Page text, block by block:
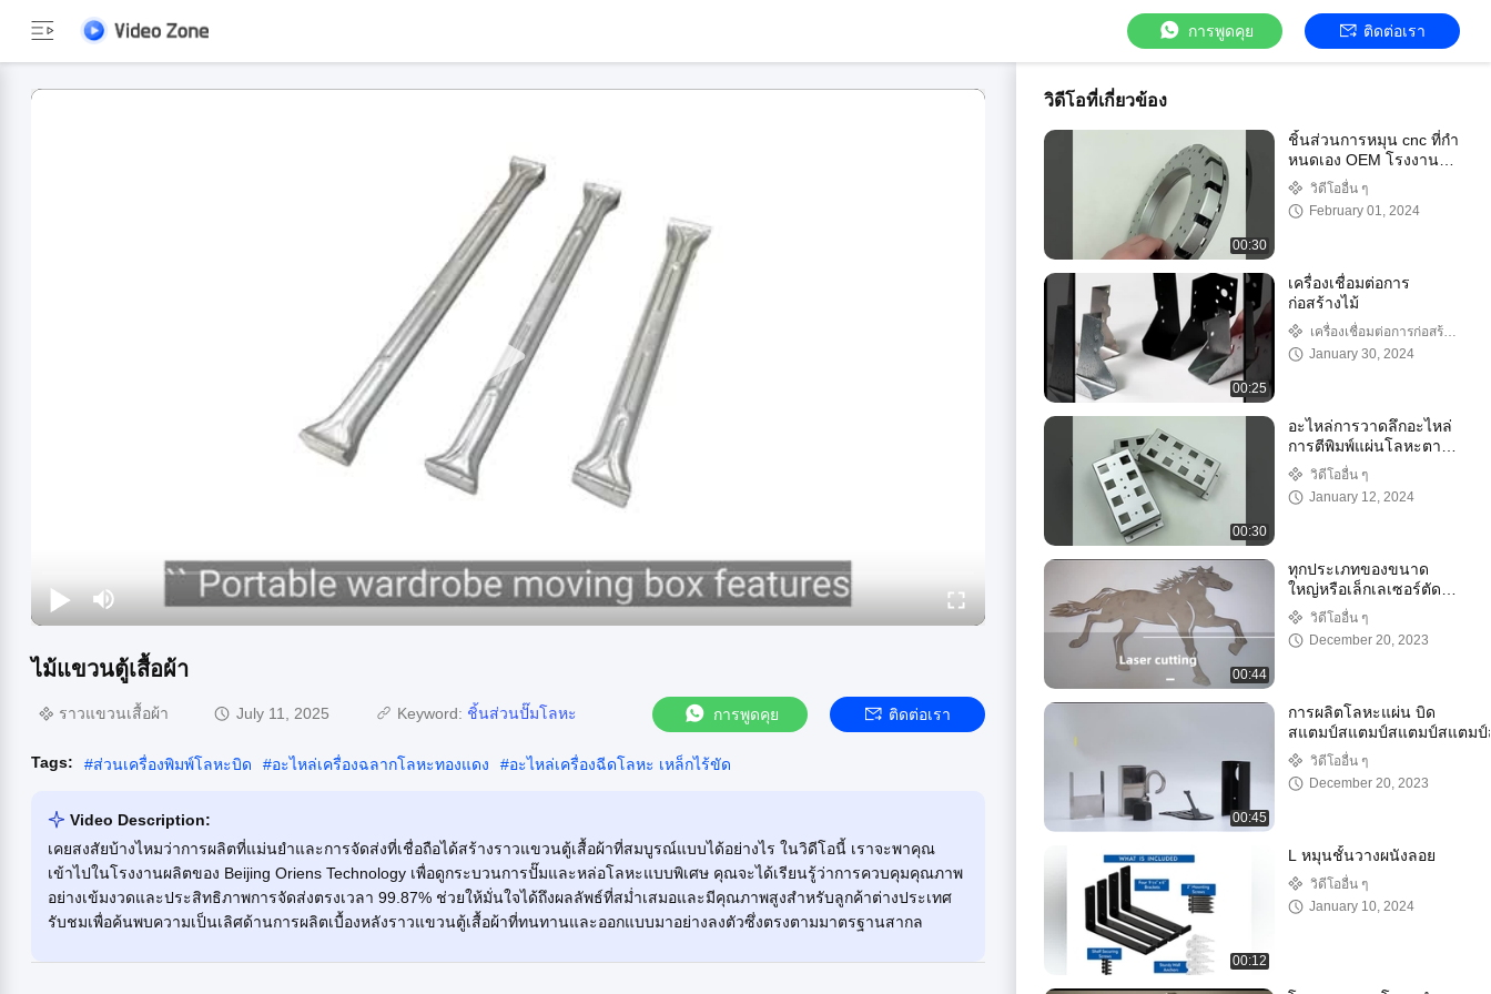
การพูดคุย ติดต่อเรา
ไม้แขวนตู้เสื้อผ้า
ราวแขวนเสื้อผ้า July 11, 2025 Keyword: ชิ้นส่วนปั๊มโลหะ การพูดคุย ติดต่อเรา
Tags: #ส่วนเครื่องพิมพ์โลหะบิด #อะไหล่เครื่องฉลากโลหะทองแดง #อะไหล่เครื่องฉีดโลหะ เหล็กไร้ขัด
Video Description:
เคยสงสัยบ้างไหมว่าการผลิตที่แม่นยำและการจัดส่งที่เชื่อถือได้สร้างราวแขวนตู้เสื้อผ้าที่สมบูรณ์แบบได้อย่างไร ในวิดีโอนี้ เราจะพาคุณ
เข้าไปในโรงงานผลิตของ Beijing Oriens Technology เพื่อดูกระบวนการปั๊มและหล่อโลหะแบบพิเศษ คุณจะได้เรียนรู้ว่าการควบคุมคุณภาพ
อย่างเข้มงวดและประสิทธิภาพการจัดส่งตรงเวลา 99.87% ช่วยให้มั่นใจได้ถึงผลลัพธ์ที่สม่ำเสมอและมีคุณภาพสูงสำหรับลูกค้าต่างประเทศ
รับชมเพื่อค้นพบความเป็นเลิศด้านการผลิตเบื้องหลังราวแขวนตู้เสื้อผ้าที่ทนทานและออกแบบมาอย่างลงตัวซึ่งตรงตามมาตรฐานสากล
วิดีโอที่เกี่ยวข้อง
00:30
ชิ้นส่วนการหมุน cnc ที่กํา
หนดเอง OEM โรงงาน
การแปรรูป cnc ที่แม่นยํา
วิดีโออื่น ๆ
February 01, 2024
00:25
เครื่องเชื่อมต่อการ
ก่อสร้างไม้
เครื่องเชื่อมต่อการก่อสร้าง
ไม้ January 30, 2024
00:30
อะไหล่การวาดลึกอะไหล่
การตีพิมพ์แผ่นโลหะตาม
ความต้องการ
วิดีโออื่น ๆ
January 12, 2024
00:44
ทุกประเภทของขนาด
ใหญ่หรือเล็กเลเซอร์ตัด
Bend เหล็กไร้สแตนเลส
อลูมิเนียมเลเซอร์ตัดแผ่น
แผ่นโลหะ
วิดีโออื่น ๆ
December 20, 2023
00:45
การผลิตโลหะแผ่น บิด
สแตมป์สแตมป์สแตมป์สแตม
วิดีโออื่น ๆ
December 20, 2023
00:12
L หมุนชั้นวางผนังลอย
วิดีโออื่น ๆ
January 10, 2024